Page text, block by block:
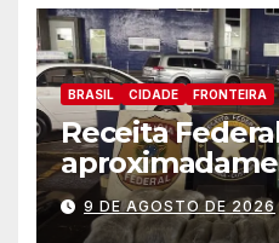
BRASIL CIDADE FRONTEIRA
Receita
substância
capulho
9 DE AGOSTO DE 2026